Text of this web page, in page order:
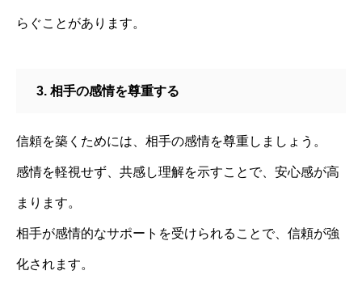
らぐことがあります。
3. 相手の感情を尊重する
信頼を築くためには、相手の感情を尊重しましょう。
感情を軽視せず、共感し理解を示すことで、安心感が高
まります。
相手が感情的なサポートを受けられることで、信頼が強
化されます。